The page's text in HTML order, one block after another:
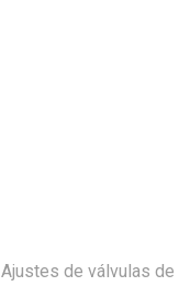
Ajustes de válvulas de